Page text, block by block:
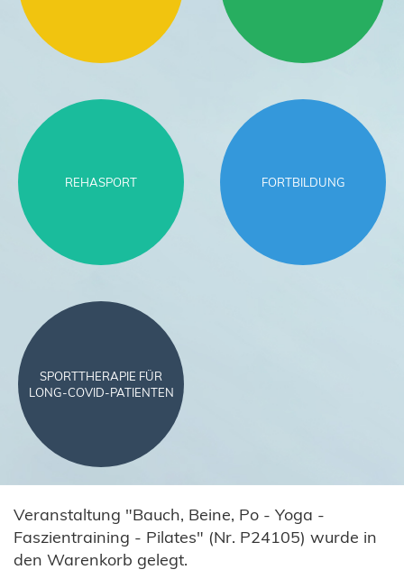
REHASPORT FORTBILDUNG
SPORTTHERAPIE FÜR
LONG-COVID-PATIENTEN
Veranstaltung "Bauch, Beine, Po - Yoga -
Faszientraining - Pilates" (Nr. P24105) wurde in
den Warenkorb gelegt.